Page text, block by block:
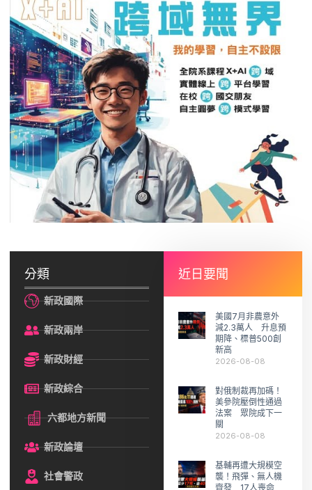
分類
新政國際
新政兩岸
新政財經
新政綜合
六都地方新聞
新政論壇
社會警政
近日要聞
美國7月非農意外
減2.3萬人 升息預
期降、標普500創
新高
2026-08-08
對俄制裁再加碼！
美參院壓倒性通過
法案 眾院成下一
關
2026-08-08
基輔再遭大規模空
襲！飛彈、無人機
齊發 17人喪命